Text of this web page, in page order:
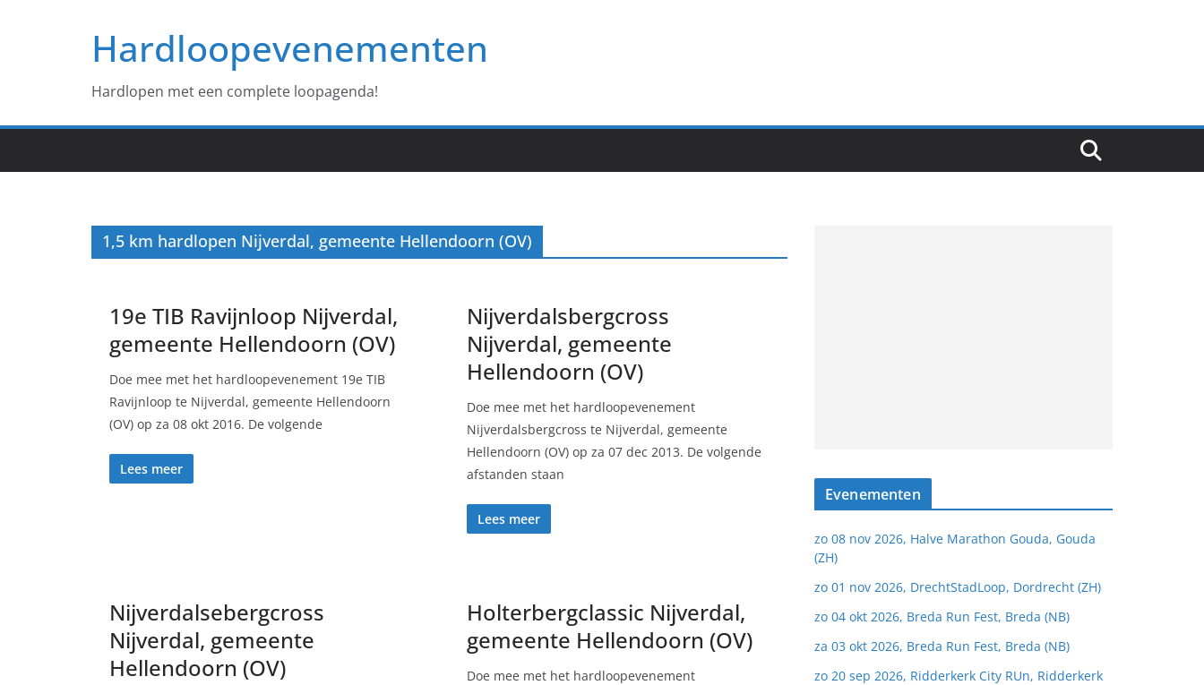
Hardloopevenementen
Hardlopen met een complete loopagenda!
1,5 km hardlopen Nijverdal, gemeente Hellendoorn (OV)
19e TIB Ravijnloop Nijverdal,
gemeente Hellendoorn (OV)
Doe mee met het hardloopevenement 19e TIB
Ravijnloop te Nijverdal, gemeente Hellendoorn
(OV) op za 08 okt 2016. De volgende
Lees meer
Nijverdalsbergcross
Nijverdal, gemeente
Hellendoorn (OV)
Doe mee met het hardloopevenement
Nijverdalsbergcross te Nijverdal, gemeente
Hellendoorn (OV) op za 07 dec 2013. De volgende
afstanden staan
Lees meer
Nijverdalsebergcross
Nijverdal, gemeente
Hellendoorn (OV)
Holterbergclassic Nijverdal,
gemeente Hellendoorn (OV)
Doe mee met het hardloopevenement
Evenementen
zo 08 nov 2026, Halve Marathon Gouda, Gouda
(ZH)
zo 01 nov 2026, DrechtStadLoop, Dordrecht (ZH)
zo 04 okt 2026, Breda Run Fest, Breda (NB)
za 03 okt 2026, Breda Run Fest, Breda (NB)
zo 20 sep 2026, Ridderkerk City RUn, Ridderkerk